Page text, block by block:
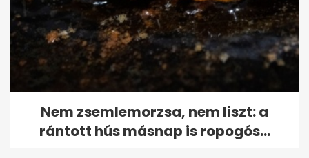
Nem zsemlemorzsa, nem liszt: a
rántott hús másnap is ropogós...